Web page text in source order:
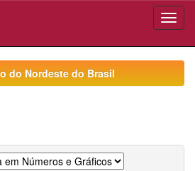
do Nordeste do Brasil